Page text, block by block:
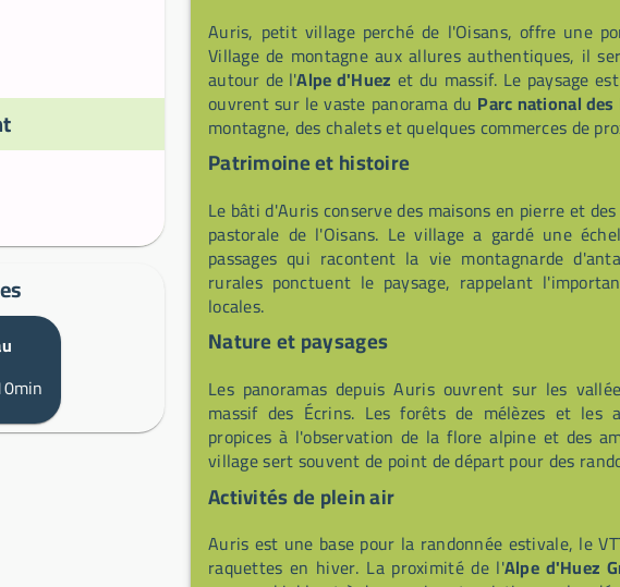
Auris, petit village perché de l'Oisans, offre une
Village de montagne aux allures authentiques, il
autour de l'Alpe d'Huez et du massif. Le paysage
ouvrent sur le vaste panorama du Parc national des
montagne, des chalets et quelques commerces de
Patrimoine et histoire
Le bâti d'Auris conserve des maisons en pierre et
pastorale de l'Oisans. Le village a gardé une
passages qui racontent la vie montagnarde
rurales ponctuent le paysage, rappelant
locales.
Nature et paysages
Les panoramas depuis Auris ouvrent sur les
massif des Écrins. Les forêts de mélèzes et les
propices à l'observation de la flore alpine et des
village sert souvent de point de départ pour des
Activités de plein air
Auris est une base pour la randonnée estivale, le
raquettes en hiver. La proximité de l'Alpe d'Huez